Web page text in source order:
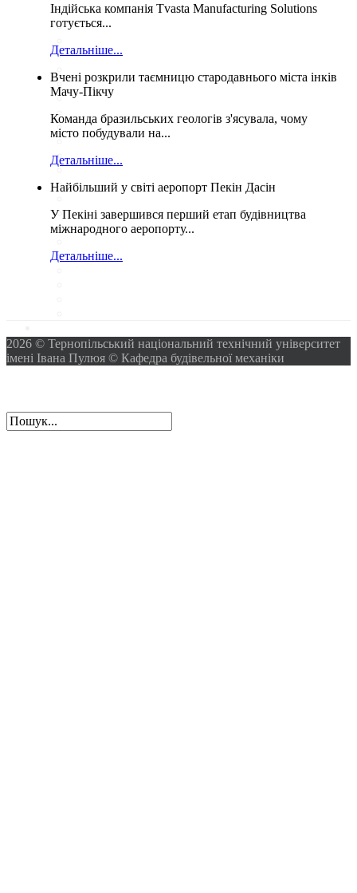
Індійська компанія Tvasta Manufacturing Solutions
готується...
Детальніше...
Вчені розкрили таємницю стародавнього міста інків
Мачу-Пікчу
Команда бразильських геологів з'ясувала, чому
місто побудували на...
Детальніше...
Найбільший у світі аеропорт Пекін Дасін
У Пекіні завершився перший етап будівництва
міжнародного аеропорту...
Детальніше...
2026 © Тернопільський національний технічний університет
імені Івана Пулюя © Кафедра будівельної механіки